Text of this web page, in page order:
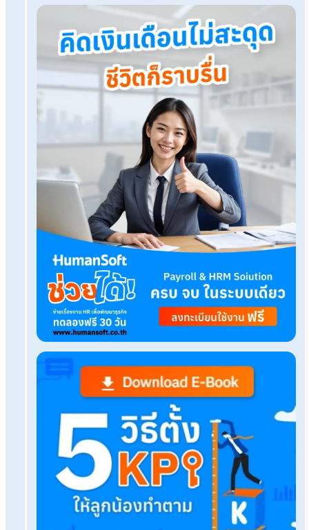
โปรแกรมเงินเดือน HumanSoft
ทดลองใช้ฟรี 30 วันครบทุกฟังก์ชัน
บริการขึ้นระบบ ฟรี ไม่มีค่าใช้จ่ายใดๆ ทั้งสิ้น
ทดลองใช้งานฟรี
Tags:
อนุมัติเอกสาร
เรื่องที่คุณอาจสนใจ
แบ่งงวดการจ่ายเงินเดือนง่ายขึ้นด้วยบริการPayroll
Outsourcing
Career Development แผนพัฒนาอาชีพสร้างคนเ
เติบโตในองค์กร